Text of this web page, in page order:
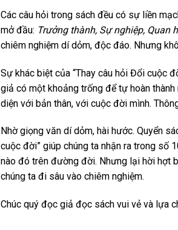
Các câu hỏi trong sách đều có sự liền
mở đầu: Trưởng thành, Sự nghiệp, Quan
chiêm nghiệm dí dỏm, độc đáo. Nhưng
Sự khác biệt của “Thay câu hỏi Đổi cuộc
giả có một khoảng trống để tự hoàn
diện với bản thân, với cuộc đời mình.
Nhờ giọng văn dí dỏm, hài hước. Quyển
cuộc đời” giúp chúng ta nhận ra trong số
nào đó trên đường đời. Nhưng lại hời hợt
chúng ta đi sâu vào chiêm nghiệm.
Chúc quý đọc giả đọc sách vui vẻ và lựa